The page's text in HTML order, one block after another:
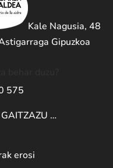
Kale Nagusia, 48
Gipuzkoa
575
…
erosi